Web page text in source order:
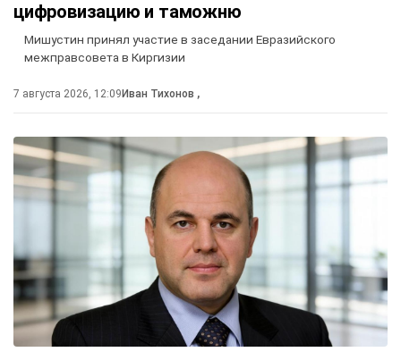
цифровизацию и таможню
Мишустин принял участие в заседании Евразийского
межправсовета в Киргизии
7 августа 2026, 12:09 Иван Тихонов ,